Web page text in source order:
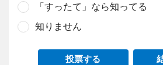
「すったて」なら知ってる
知りません
投票する